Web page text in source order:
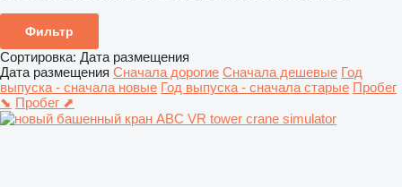
Фильтр
Сортировка: Дата размещения
Дата размещения Сначала дорогие Сначала дешевые Год
выпуска - сначала новые Год выпуска - сначала старые Пробег
⬊ Пробег ⬈